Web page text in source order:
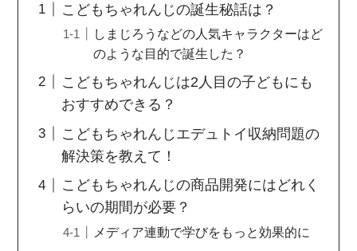
こどもちゃれんじの誕生秘話は？
しまじろうなどの人気キャラクターはど
のような目的で誕生した？
こどもちゃれんじは2人目の子どもにも
おすすめできる？
こどもちゃれんじエデュトイ収納問題の
解決策を教えて！
こどもちゃれんじの商品開発にはどれく
らいの期間が必要？
メディア連動で学びをもっと効果的に